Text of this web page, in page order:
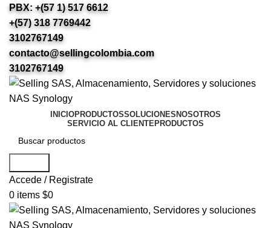
PBX: +(57 1) 517 6612
+(57) 318 7769442
3102767149
contacto@sellingcolombia.com
3102767149
INICIOPRODUCTOSSOLUCIONES NOSOTROS
SERVICIO AL CLIENTEPRODUCTOS
Accede / Registrate
0 items $0